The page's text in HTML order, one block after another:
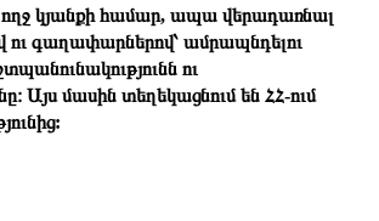
ողջ կյանքի համար, ապա վերադառնալ
ու գաղափարներով՝ ամրապնդելու
ու
Այս մասին տեղեկացնում են ՀՀ-ում